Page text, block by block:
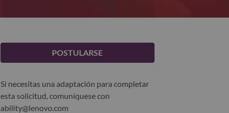
POSTULARSE
Si necesitas una adaptación para completar
esta solicitud, comuníquese con
ability@lenovo.com